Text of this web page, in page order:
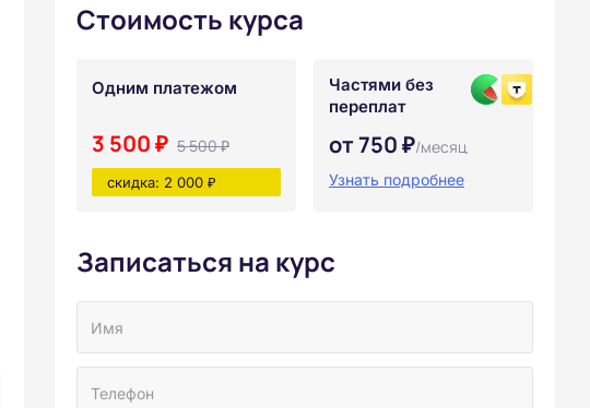
Стоимость курса
Одним платежом
3 500 ₽ 5 500 ₽
скидка: 2 000 ₽
Частями без
переплат
от 750 ₽/месяц
Узнать подробнее
Записаться на курс